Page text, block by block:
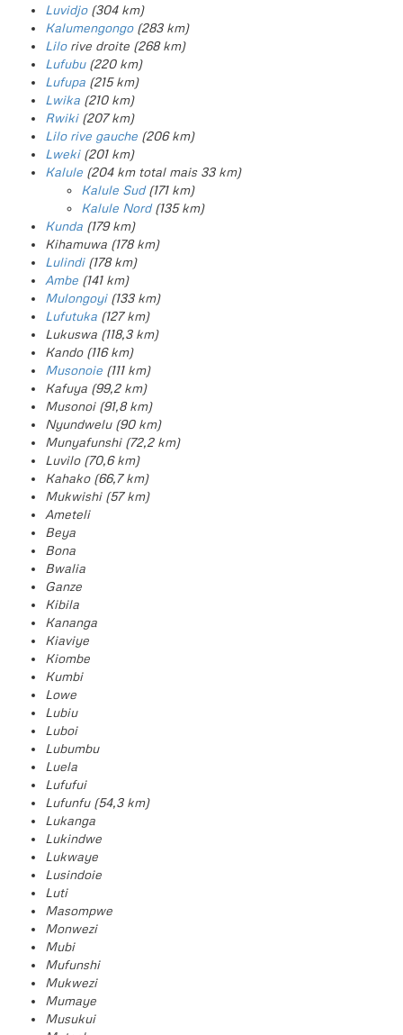
Luvidjo(304 km)
Kalumengongo(283 km)
Lilorive droite (268 km)
Lufubu(220 km)
Lufupa (215 km)
Lwika (210 km)
Rwiki(207 km)
Lilo rive gauche (206 km)
Lweki(201 km)
Kalule (204 km total mais 33 km)
Kalule Sud(171 km)
Kalule Nord(135 km)
Kunda (179 km)
Kihamuwa (178 km)
Lulindi(178 km)
Ambe (141 km)
Mulongoyi(133 km)
Lufutuka (127 km)
Lukuswa (118,3 km)
Kando (116 km)
Musonoie (111 km)
Kafuya (99,2 km)
Musonoi (91,8 km)
Nyundwelu (90 km)
Munyafunshi (72,2 km)
Luvilo (70,6 km)
Kahako (66,7 km)
Mukwishi (57 km)
Ameteli
Beya
Bona
Bwalia
Ganze
Kibila
Kananga
Kiaviye
Kiombe
Kumbi
Lowe
Lubiu
Luboi
Lubumbu
Luela
Lufufui
Lufunfu (54,3 km)
Lukanga
Lukindwe
Lukwaye
Lusindoie
Luti
Masompwe
Monwezi
Mubi
Mufunshi
Mukwezi
Mumaye
Musukui